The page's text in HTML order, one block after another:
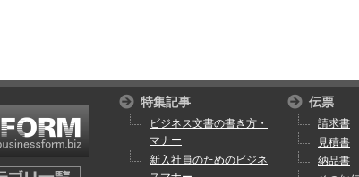
特集記事
ビジネス文書の書き方・
マナー
新入社員のためのビジネ
伝票
請求書
見積書
納品書